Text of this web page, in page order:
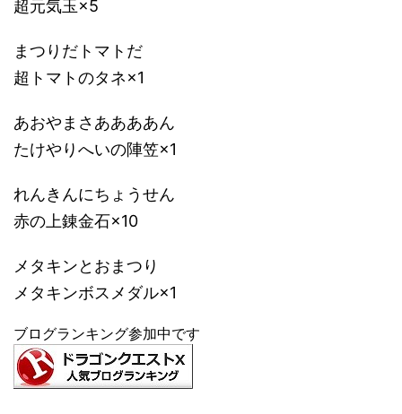
超元気玉×5
まつりだトマトだ
超トマトのタネ×1
あおやまさああああん
たけやりへいの陣笠×1
れんきんにちょうせん
赤の上錬金石×10
メタキンとおまつり
メタキンボスメダル×1
ブログランキング参加中です